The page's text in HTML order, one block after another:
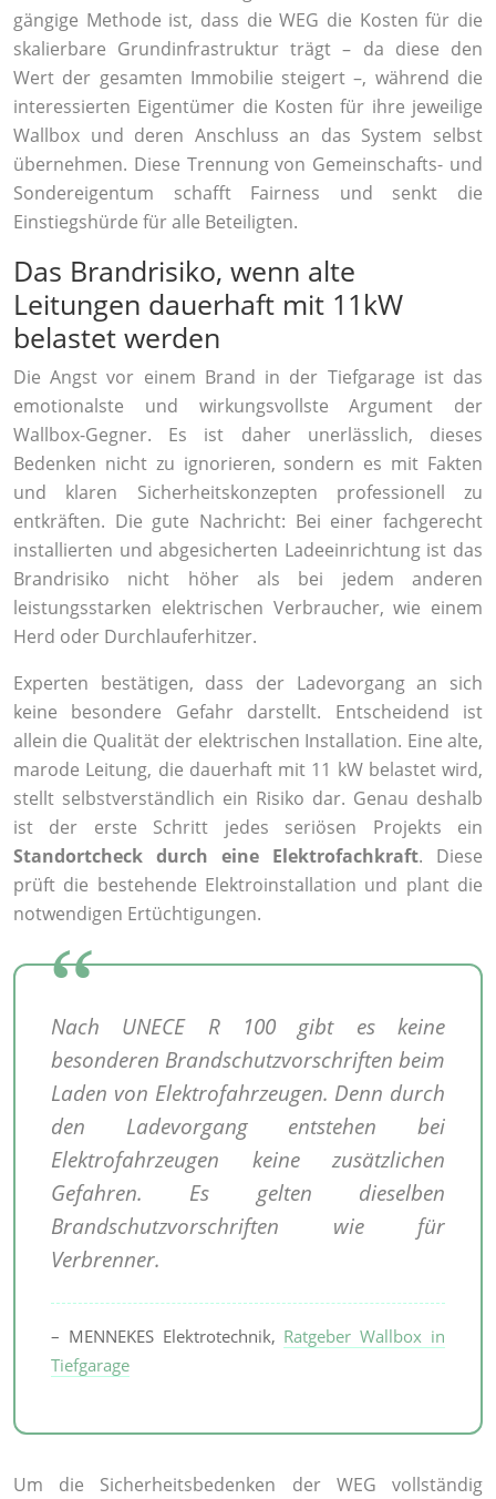
gängige Methode ist, dass die WEG die Kosten für die
skalierbare Grundinfrastruktur trägt – da diese den
Wert der gesamten Immobilie steigert –, während die
interessierten Eigentümer die Kosten für ihre jeweilige
Wallbox und deren Anschluss an das System selbst
übernehmen. Diese Trennung von Gemeinschafts- und
Sondereigentum schafft Fairness und senkt die
Einstiegshürde für alle Beteiligten.
Das Brandrisiko, wenn alte
Leitungen dauerhaft mit 11kW
belastet werden
Die Angst vor einem Brand in der Tiefgarage ist das
emotionalste und wirkungsvollste Argument der
Wallbox-Gegner. Es ist daher unerlässlich, dieses
Bedenken nicht zu ignorieren, sondern es mit Fakten
und klaren Sicherheitskonzepten professionell zu
entkräften. Die gute Nachricht: Bei einer fachgerecht
installierten und abgesicherten Ladeeinrichtung ist das
Brandrisiko nicht höher als bei jedem anderen
leistungsstarken elektrischen Verbraucher, wie einem
Herd oder Durchlauferhitzer.
Experten bestätigen, dass der Ladevorgang an sich
keine besondere Gefahr darstellt. Entscheidend ist
allein die Qualität der elektrischen Installation. Eine alte,
marode Leitung, die dauerhaft mit 11 kW belastet wird,
stellt selbstverständlich ein Risiko dar. Genau deshalb
ist der erste Schritt jedes seriösen Projekts ein
Standortcheck durch eine Elektrofachkraft. Diese
prüft die bestehende Elektroinstallation und plant die
notwendigen Ertüchtigungen.
Nach UNECE R 100 gibt es keine
besonderen Brandschutzvorschriften beim
Laden von Elektrofahrzeugen. Denn durch
den Ladevorgang entstehen bei
Elektrofahrzeugen keine zusätzlichen
Gefahren. Es gelten dieselben
Brandschutzvorschriften wie für
Verbrenner.
– MENNEKES Elektrotechnik, Ratgeber Wallbox in
Tiefgarage
Um die Sicherheitsbedenken der WEG vollständig